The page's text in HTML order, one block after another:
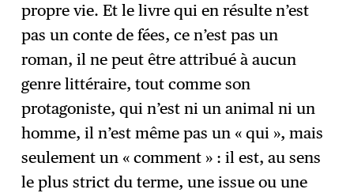
propre vie. Et le livre qui en résulte n’est
pas un conte de fées, ce n’est pas un
roman, il ne peut être attribué à aucun
genre littéraire, tout comme son
protagoniste, qui n’est ni un animal ni un
homme, il n’est même pas un « qui », mais
seulement un « comment » : il est, au sens
le plus strict du terme, une issue ou une